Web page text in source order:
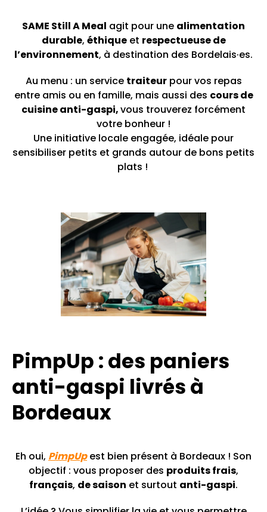
SAME Still A Meal agit pour une alimentation
durable, éthiqueet respectueuse de
l’environnement, à destination des Bordelais·es.
Au menu : un service traiteurpour vos repas
entre amis ou en famille, mais aussi des cours de
cuisine anti-gaspi,vous trouverez forcément
votre bonheur !
Une initiative locale engagée, idéale pour
sensibiliser petits et grands autour de bons petits
plats !
PimpUp : des paniers
anti-gaspi livrés à
Bordeaux
Eh oui, PimpUpest bien présent à Bordeaux ! Son
objectif : vous proposer des produits frais,
français, de saison et surtout anti-gaspi.